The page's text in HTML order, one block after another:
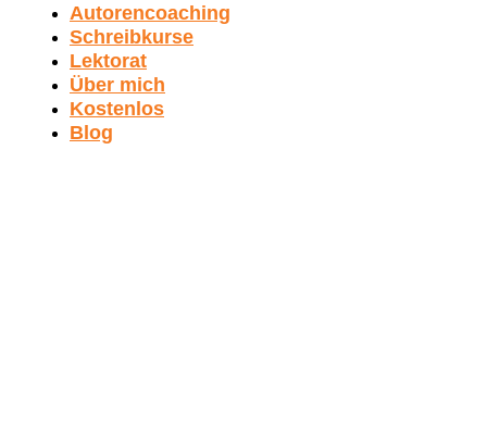
Autorencoaching
Schreibkurse
Lektorat
Über mich
Kostenlos
Blog